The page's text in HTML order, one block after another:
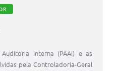
Interna (PAAI) e as
pela Controladoria-Geral